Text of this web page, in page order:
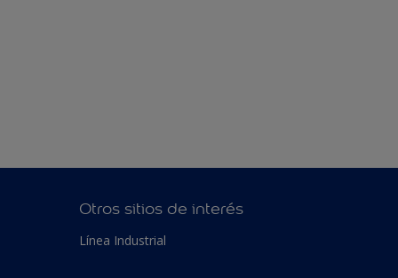
Otros sitios de interés
Línea Industrial